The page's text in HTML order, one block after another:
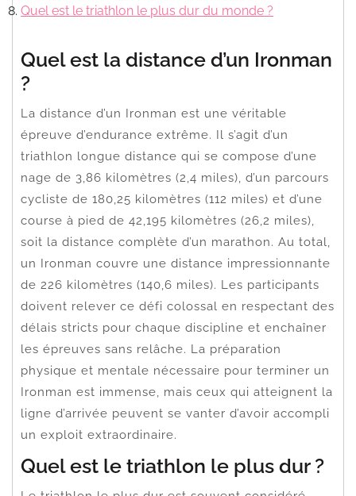
Quel est le triathlon le plus dur du monde ?
Quel est la distance d’un Ironman
?
La distance d’un Ironman est une véritable
épreuve d’endurance extrême. Il s’agit d’un
triathlon longue distance qui se compose d’une
nage de 3,86 kilomètres (2,4 miles), d’un parcours
cycliste de 180,25 kilomètres (112 miles) et d’une
course à pied de 42,195 kilomètres (26,2 miles),
soit la distance complète d’un marathon. Au total,
un Ironman couvre une distance impressionnante
de 226 kilomètres (140,6 miles). Les participants
doivent relever ce défi colossal en respectant des
délais stricts pour chaque discipline et enchaîner
les épreuves sans relâche. La préparation
physique et mentale nécessaire pour terminer un
Ironman est immense, mais ceux qui atteignent la
ligne d’arrivée peuvent se vanter d’avoir accompli
un exploit extraordinaire.
Quel est le triathlon le plus dur ?